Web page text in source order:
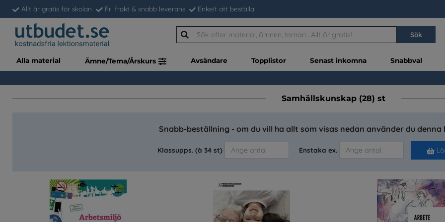
Allt är gratis för skolan Fri frakt & snabb leverans Enkelt att beställa
Sök
Alla material Ämne/Tema/Årskurs Avsändare Topplistor Senast inkomna Snabbval
Samhällskunskap (28) st
Snabb-beställning - om du vill ha allt som visas nedan använder du
Klassupps. (à 34 st) Enstaka ex.